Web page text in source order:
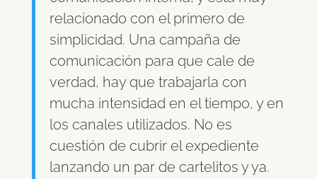
relacionado con el primero de
simplicidad. Una campaña de
comunicación para que cale de
verdad, hay que trabajarla con
mucha intensidad en el tiempo, y en
los canales utilizados. No es
cuestión de cubrir el expediente
lanzando un par de cartelitos y ya.